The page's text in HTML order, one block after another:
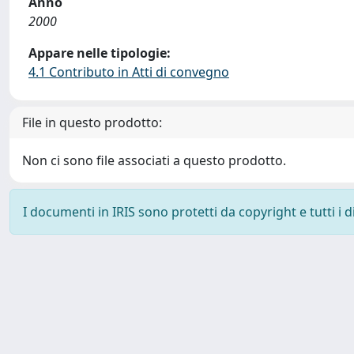
2000
Appare nelle tipologie:
4.1 Contributo in Atti di convegno
File in questo prodotto:
Non ci sono file associati a questo prodotto.
I documenti in IRIS sono protetti da copyright e tutti i